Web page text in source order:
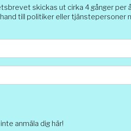
skickas ut cirka 4 gånger per
till politiker eller tjänstepersoner
anmäla dig här!